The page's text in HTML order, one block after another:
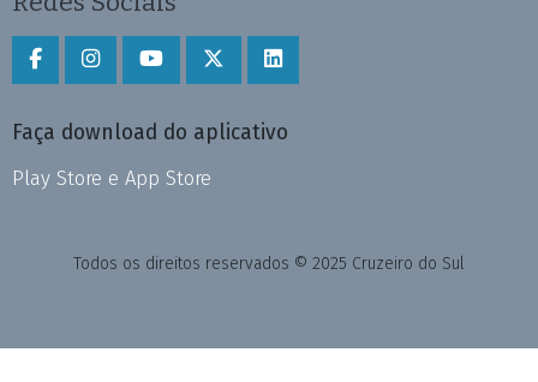
Faça download do aplicativo
Play Store e App Store
Todos os direitos reservados © 2025 Cruzeiro do Sul